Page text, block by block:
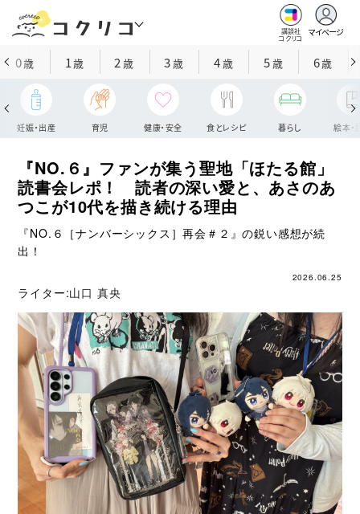
講談社
コクリコ
マイページ
0歳 1歳 2 歳 3歳 4歳 5歳 6歳
妊娠・出産 育児 健康・安全 食とレシピ 暮らし 絵本・
『NO.６』ファンが集う聖地「ほたる館」
読書会レポ！ 読者の深い愛と、あさのあ
つこが10代を描き続ける理由
『NO.６［ナンバーシックス］再会＃２』の鋭い感想が続
出！
2026.06.25
ライター:山口 真央